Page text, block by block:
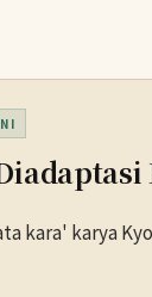
kara' karya